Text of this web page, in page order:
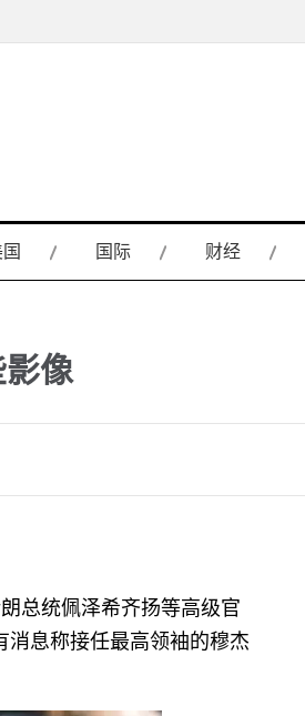
国际 财经
像
总统佩泽希齐扬等高级官
息称接任最高领袖的穆杰